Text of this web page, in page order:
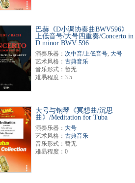
巴赫《D小调协奏曲BWV596》
上低音号/大号四重奏/Concerto in
D minor BWV 596
演奏乐器： 次中音/上低音号, 大号
艺术风格： 古典音乐
音乐形式：暂无
难易程度：3.5
大号与钢琴《冥想曲/沉思
曲》/Meditation for Tuba
演奏乐器： 大号
艺术风格： 古典音乐
音乐形式：暂无
难易程度：0